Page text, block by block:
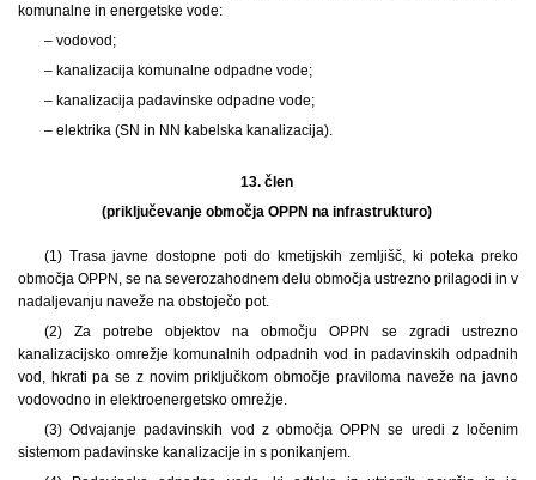
komunalne in energetske vode:
– vodovod;
– kanalizacija komunalne odpadne vode;
– kanalizacija padavinske odpadne vode;
– elektrika (SN in NN kabelska kanalizacija).
13. člen
(priključevanje območja OPPN na infrastrukturo)
(1) Trasa javne dostopne poti do kmetijskih zemljišč, ki poteka preko
območja OPPN, se na severozahodnem delu območja ustrezno prilagodi in v
nadaljevanju naveže na obstoječo pot.
(2) Za potrebe objektov na območju OPPN se zgradi ustrezno
kanalizacijsko omrežje komunalnih odpadnih vod in padavinskih odpadnih
vod, hkrati pa se z novim priključkom območje praviloma naveže na javno
vodovodno in elektroenergetsko omrežje.
(3) Odvajanje padavinskih vod z območja OPPN se uredi z ločenim
sistemom padavinske kanalizacije in s ponikanjem.